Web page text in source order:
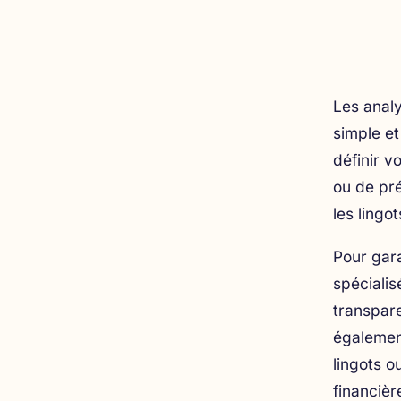
Les
simple
définir
ou de
les
Pour
lingots